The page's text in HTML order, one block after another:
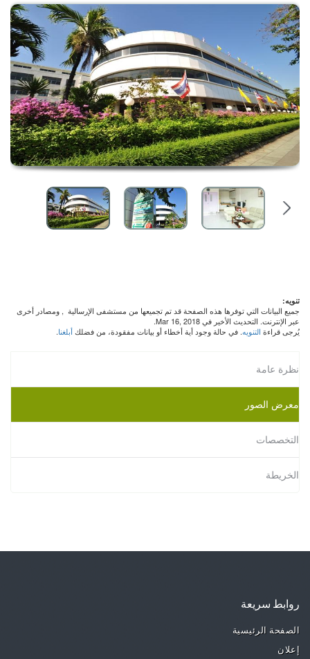
تنويه:
جميع البيانات التي توفرها هذه الصفحة قد تم تجميعها من مستشفى الإرسالية , ومصادر أخرى
عبر الإنترنت. التحديث الأخير في Mar 16, 2018.
يُرجى قراءة التنويه. في حالة وجود أية أخطاء أو بيانات مفقودة، من فضلكأبلغنا.
نظرة عامة
معرض الصور
التخصصات
الخريطة
روابط سريعة
الصفحة الرئيسية
إعلان